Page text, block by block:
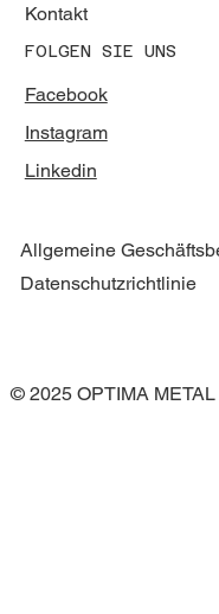
Kontakt
FOLGEN SIE UNS
Facebook
Instagram
Linkedin
Allgemeine
Datenschutzrichtlinie
© 2025 OPTIMA